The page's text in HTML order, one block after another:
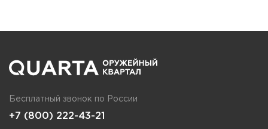
Бесплатный звонок по России
+7 (800) 222-43-21